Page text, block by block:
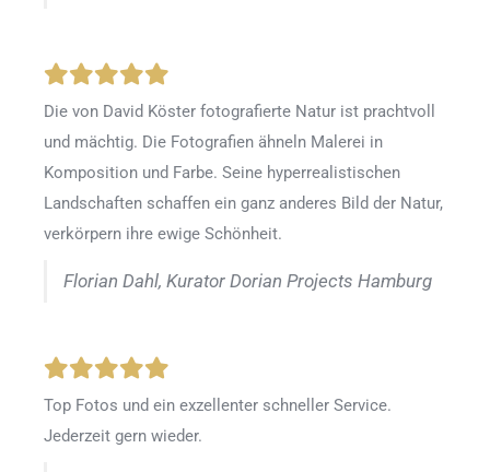
Die von David Köster fotografierte Natur ist prachtvoll
und mächtig. Die Fotografien ähneln Malerei in
Komposition und Farbe. Seine hyperrealistischen
Landschaften schaffen ein ganz anderes Bild der Natur,
verkörpern ihre ewige Schönheit.
Florian Dahl, Kurator Dorian Projects Hamburg
Top Fotos und ein exzellenter schneller Service.
Jederzeit gern wieder.